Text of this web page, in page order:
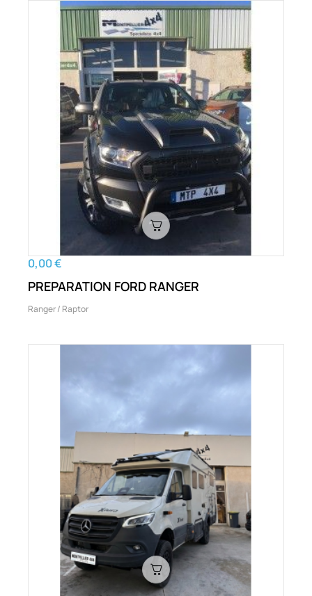
0,00 €
PREPARATION FORD RANGER
Ranger / Raptor